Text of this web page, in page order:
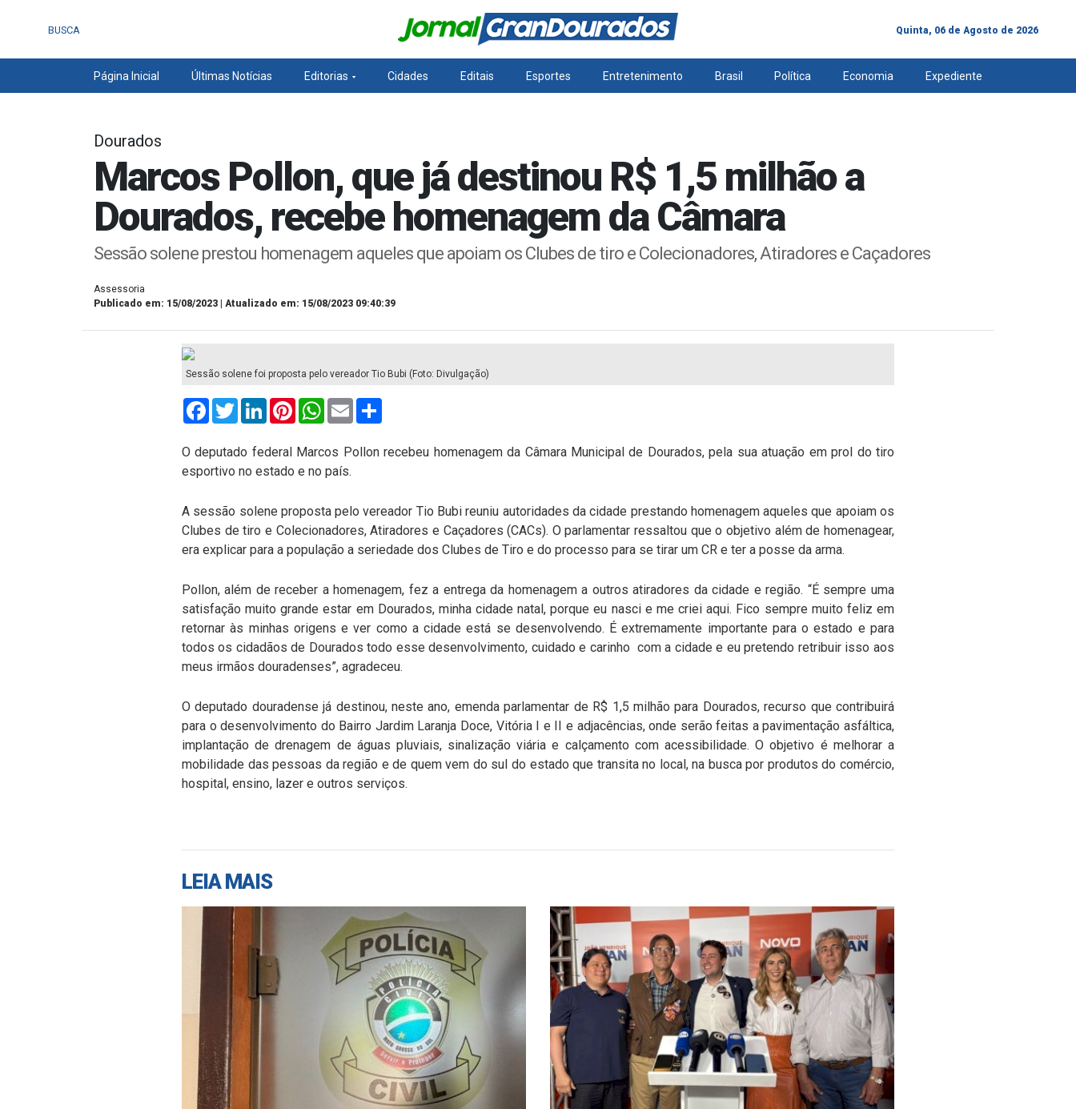
BUSCA Quinta, 06 de Agosto de 2026
Página Inicial Últimas Notícias Editorias Cidades Editais Esportes Entretenimento Brasil Política Economia Expediente
Dourados
Marcos Pollon, que já destinou R$ 1,5 milhão a
Dourados, recebe homenagem da Câmara
Sessão solene prestou homenagem aqueles que apoiam os Clubes de tiro e Colecionadores, Atiradores e Caçadores
Assessoria
Publicado em: 15/08/2023 | Atualizado em: 15/08/2023 09:40:39
Sessão solene foi proposta pelo vereador Tio Bubi (Foto: Divulgação)
FacebookTwitterLinkedInPinterestWhatsApp
Email
O deputado federal Marcos Pollon recebeu homenagem da Câmara Municipal de Dourados, pela sua atuação em prol do tiro
esportivo no estado e no país.
A sessão solene proposta pelo vereador Tio Bubi reuniu autoridades da cidade prestando homenagem aqueles que apoiam os
Clubes de tiro e Colecionadores, Atiradores e Caçadores (CACs). O parlamentar ressaltou que o objetivo além de homenagear,
era explicar para a população a seriedade dos Clubes de Tiro e do processo para se tirar um CR e ter a posse da arma.
Pollon, além de receber a homenagem, fez a entrega da homenagem a outros atiradores da cidade e região. “É sempre uma
satisfação muito grande estar em Dourados, minha cidade natal, porque eu nasci e me criei aqui. Fico sempre muito feliz em
retornar às minhas origens e ver como a cidade está se desenvolvendo. É extremamente importante para o estado e para
todos os cidadãos de Dourados todo esse desenvolvimento, cuidado e carinho com a cidade e eu pretendo retribuir isso aos
meus irmãos douradenses”, agradeceu.
O deputado douradense já destinou, neste ano, emenda parlamentar de R$ 1,5 milhão para Dourados, recurso que contribuirá
para o desenvolvimento do Bairro Jardim Laranja Doce, Vitória I e II e adjacências, onde serão feitas a pavimentação asfáltica,
implantação de drenagem de águas pluviais, sinalização viária e calçamento com acessibilidade. O objetivo é melhorar a
mobilidade das pessoas da região e de quem vem do sul do estado que transita no local, na busca por produtos do comércio,
hospital, ensino, lazer e outros serviços.
LEIA MAIS